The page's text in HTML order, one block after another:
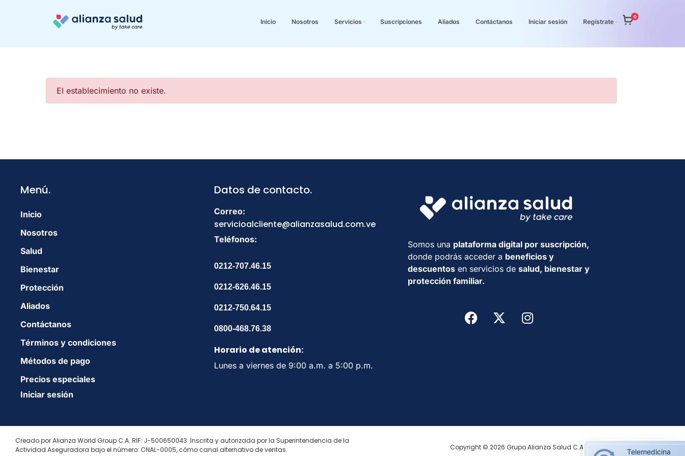
Inicio Nosotros Servicios Suscripciones Aliados Contáctanos Iniciar sesión Regístrate
0
×
Su solicitud no ha sido
POR FAVOR, INICIE SESIÓN PARA CONTINUAR.
El establecimiento no existe.
Menú.
Inicio
Nosotros
Salud
Bienestar
Protección
Aliados
Contáctanos
Términos y condiciones
Métodos de pago
Precios especiales
Iniciar sesión
Datos de contacto.
Correo:
servicioalcliente@alianzasalud.com.ve
Teléfonos:
0212-707.46.15
0212-626.46.15
0212-750.64.15
0800-468.76.38
Horario de atención:
Lunes a viernes de 9:00 a.m. a 5:00 p.m.
Somos una plataforma digital por suscripción,
donde podrás acceder a beneficios y
descuentosen servicios de salud, bienestar y
protección familiar.
Creado por Alianza World Group C.A. RIF: J-500650043. Inscrita y autorizada por la Superintendencia de la
Actividad Aseguradora bajo el número: CNAL-0005, cómo canal alternativo de ventas.
Copyright © 2026 Grupo Alianza Salud C.A
Telemedicina